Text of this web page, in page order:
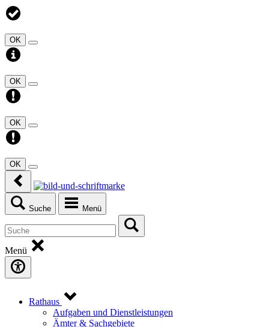
OK
OK
OK
OK
Suche Menü
Menü
Rathaus
Aufgaben und Dienstleistungen
Ämter & Sachgebiete